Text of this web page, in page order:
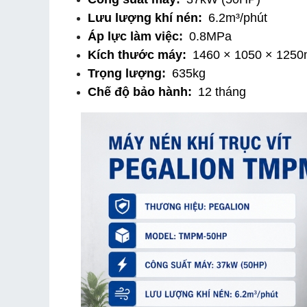
Lưu lượng khí nén: 6.2m³/phút
Áp lực làm việc: 0.8MPa
Kích thước máy: 1460 × 1050 ×
Trọng lượng: 635kg
Chế độ bảo hành: 12 tháng